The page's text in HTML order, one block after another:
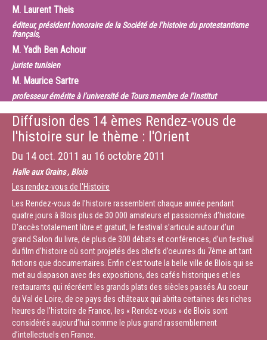
M. Laurent Theis
éditeur, président honoraire de la Société de l’histoire du protestantisme
français,
M. Yadh Ben Achour
juriste tunisien
M. Maurice Sartre
professeur émérite à l’université de Tours membre de l’Institut
M. Pierre-François SOUYRI
professeur à l’université de Genève
Durée :1:40:11
Diffusion des 14 èmes Rendez-vous de
l'histoire sur le thème : l'Orient
Du 14 oct. 2011 au 16 octobre 2011
Halle aux Grains , Blois
Les rendez-vous de l'Histoire
Les Rendez-vous de l’histoire rassemblent chaque année pendant
quatre jours à Blois plus de 30 000 amateurs et passionnés d’histoire.
D’accès totalement libre et gratuit, le festival s’articule autour d’un
grand Salon du livre, de plus de 300 débats et conférences, d’un festival
du film d’histoire où sont projetés des chefs d’oeuvres du 7ème art tant
fictions que documentaires. Enfin c’est toute la belle ville de Blois qui se
met au diapason avec des expositions, des cafés historiques et les
restaurants qui récréent les grands plats des siècles passés.Au coeur
du Val de Loire, de ce pays des châteaux qui abrita certaines des riches
heures de l’histoire de France, les « Rendez-vous » de Blois sont
considérés aujourd’hui comme le plus grand rassemblement
d’intellectuels en France.